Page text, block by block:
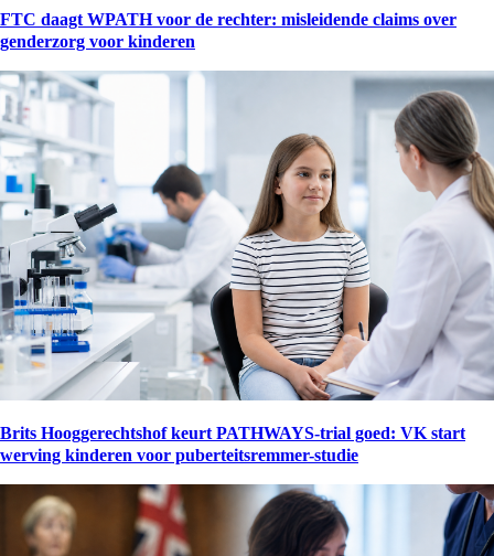
FTC daagt WPATH voor de rechter: misleidende claims over
genderzorg voor kinderen
Brits Hooggerechtshof keurt PATHWAYS-trial goed: VK start
werving kinderen voor puberteitsremmer-studie